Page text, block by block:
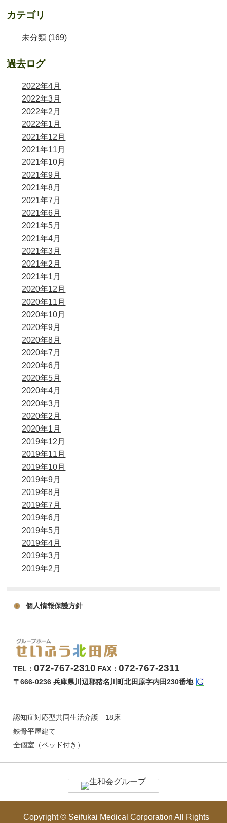
カテゴリ
未分類 (169)
過去ログ
2022年4月
2022年3月
2022年2月
2022年1月
2021年12月
2021年11月
2021年10月
2021年9月
2021年8月
2021年7月
2021年6月
2021年5月
2021年4月
2021年3月
2021年2月
2021年1月
2020年12月
2020年11月
2020年10月
2020年9月
2020年8月
2020年7月
2020年6月
2020年5月
2020年4月
2020年3月
2020年2月
2020年1月
2019年12月
2019年11月
2019年10月
2019年9月
2019年8月
2019年7月
2019年6月
2019年5月
2019年4月
2019年3月
2019年2月
個人情報保護方針
TEL：072-767-2310 FAX：072-767-2311
〒666-0236兵庫県川辺郡猪名川町北田原字内田230番地
認知症対応型共同生活介護 18床
鉄骨平屋建て
全個室（ベッド付き）
Copyright © Seifukai Medical Corporation All Rights